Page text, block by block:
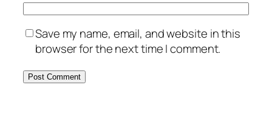
Save my name, email, and website in this
browser for the next time I comment.